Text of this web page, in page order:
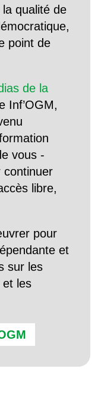
qualité de
point de
de la
Inf’OGM,
vous -
continuer
libre,
pour
et
sur les
et les